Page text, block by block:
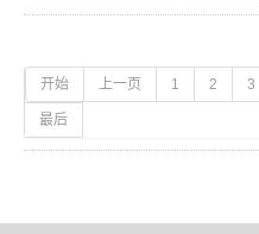
ICNS 小图示下载
开始 上一页 1 2 3
最后